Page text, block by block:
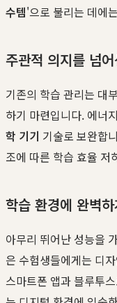
수템'으로 불리는 데에
주관적 의지를 넘
기존의 학습 관리는 대
하기 마련입니다. 에너
학 기기 기술로 보완합
조에 따른 학습 효율 저
학습 환경에 완벽
아무리 뛰어난 성능을
은 수험생들에게는 디
스마트폰 앱과 블루투